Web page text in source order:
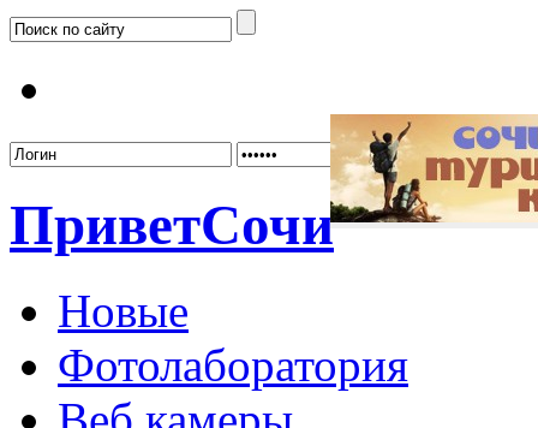
ПриветСочи
Новые
Фотолаборатория